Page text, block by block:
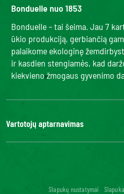
Bonduelle nuo 1853
Bonduelle – tai šeima. Jau 7
ūkio produkciją, gerbiančią
palaikome ekologinę
ir kasdien stengiamės, kad
kiekvieno žmogaus gyvenimo
Vartotojų aptarnavimas
Kontaktai
Slapukų nustatymai